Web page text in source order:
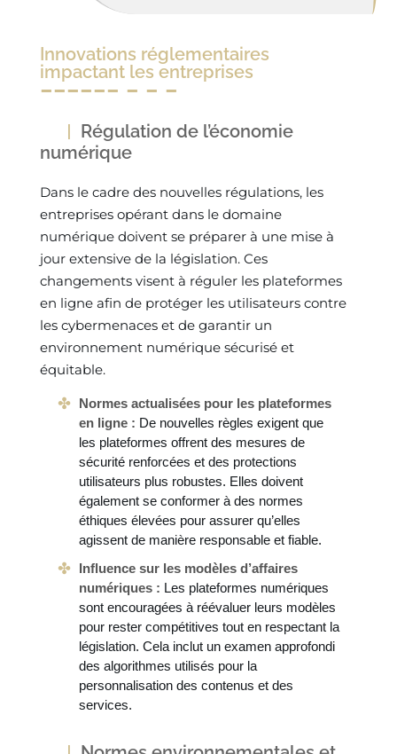
Innovations réglementaires
impactant les entreprises
Régulation de l’économie
numérique
Dans le cadre des nouvelles régulations, les
entreprises opérant dans le domaine
numérique doivent se préparer à une mise à
jour extensive de la législation. Ces
changements visent à réguler les plateformes
en ligne afin de protéger les utilisateurs contre
les cybermenaces et de garantir un
environnement numérique sécurisé et
équitable.
Normes actualisées pour les plateformes
en ligne : De nouvelles règles exigent que
les plateformes offrent des mesures de
sécurité renforcées et des protections
utilisateurs plus robustes. Elles doivent
également se conformer à des normes
éthiques élevées pour assurer qu’elles
agissent de manière responsable et fiable.
Influence sur les modèles d’affaires
numériques : Les plateformes numériques
sont encouragées à réévaluer leurs modèles
pour rester compétitives tout en respectant la
législation. Cela inclut un examen approfondi
des algorithmes utilisés pour la
personnalisation des contenus et des
services.